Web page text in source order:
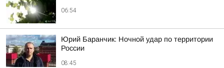
06:54
Юрий Баранчик: Ночной удар по территории
России
08:45